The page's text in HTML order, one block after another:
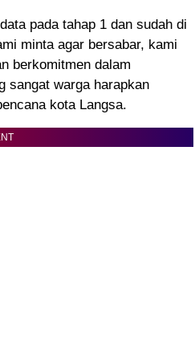
pada tahap 1 dan sudah di
minta agar bersabar, kami
berkomitmen dalam
sangat warga harapkan
kota Langsa.